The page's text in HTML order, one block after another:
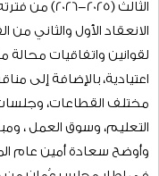
غاياته الوطنية بشراكة
بما يُسهم في ترجمة
وقانون مجلس عُمان
الفترة العاشرة، تجلى في
مختلف المجالات بما يدعم
بالإضافة إلى حضوره
خلال تقديم الرؤى